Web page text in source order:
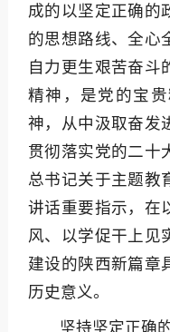
成的以坚定正确的
的思想路线、全心
自力更生艰苦奋斗
精神，是党的宝
神，从中汲取奋发
贯彻落实党的二十
总书记关于主题教
讲话重要指示，在
风、以学促干上见
建设的陕西新篇章
历史意义。
坚持坚定正确